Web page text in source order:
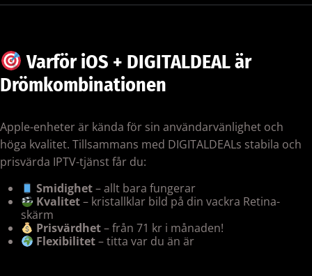
Varför iOS + DIGITALDEAL är
Drömkombinationen
Apple-enheter är kända för sin användarvänlighet och
höga kvalitet. Tillsammans med DIGITALDEALs stabila och
prisvärda IPTV-tjänst får du:
Smidighet– allt bara fungerar
Kvalitet– kristallklar bild på din vackra Retina-
skärm
Prisvärdhet– från 71 kr i månaden!
Flexibilitet– titta var du än är